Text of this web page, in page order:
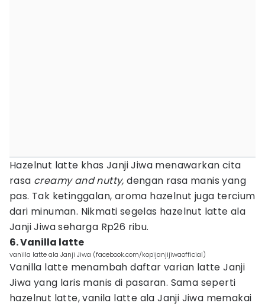
Hazelnut latte khas Janji Jiwa menawarkan cita
rasa creamy and nutty, dengan rasa manis yang
pas. Tak ketinggalan, aroma hazelnut juga tercium
dari minuman. Nikmati segelas hazelnut latte ala
Janji Jiwa seharga Rp26 ribu.
6. Vanilla latte
vanilla latte ala Janji Jiwa (facebook.com/kopijanjijiwaofficial)
Vanilla latte menambah daftar varian latte Janji
Jiwa yang laris manis di pasaran. Sama seperti
hazelnut latte, vanila latte ala Janji Jiwa memakai